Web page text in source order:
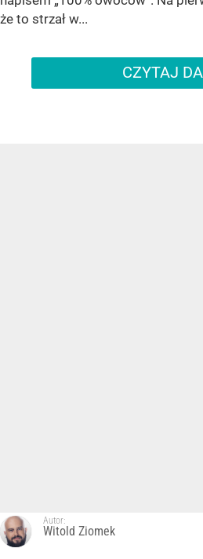
że to strzał w...
CZYTAJ
Autor:
Witold Ziomek